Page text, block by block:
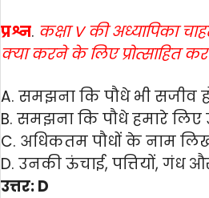
प्रश्न. कक्षा V की अध्यापिका
क्या करने के लिए प्रोत्साहित
A. समझना कि पौधे भी सजीव
B. समझना कि पौधे हमारे लिए
C. अधिकतम पौधों के नाम
D. उनकी ऊंचाई, पत्तियों,
उत्तर: D